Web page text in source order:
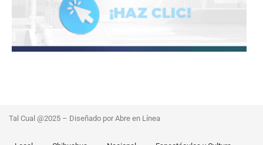
Tal Cual @2025 – Diseñado por Abre en Línea